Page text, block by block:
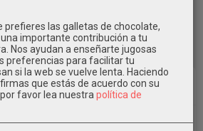
prefieres las galletas de chocolate,
importante contribución a tu
Nos ayudan a enseñarte jugosas
preferencias para facilitar tu
si la web se vuelve lenta. Haciendo
que estás de acuerdo con su
favor lea nuestra política de